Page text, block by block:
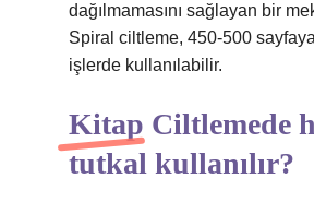
dağılmamasını sağlayan bir
Spiral ciltleme, 450-500
işlerde kullanılabilir.
Kitap Ciltlemede
tutkal kullanılır?